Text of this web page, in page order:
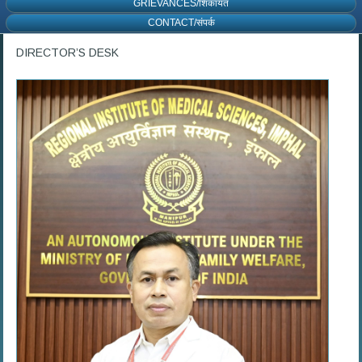
GRIEVANCES/शिकायत
CONTACT/संपर्क
DIRECTOR’S DESK